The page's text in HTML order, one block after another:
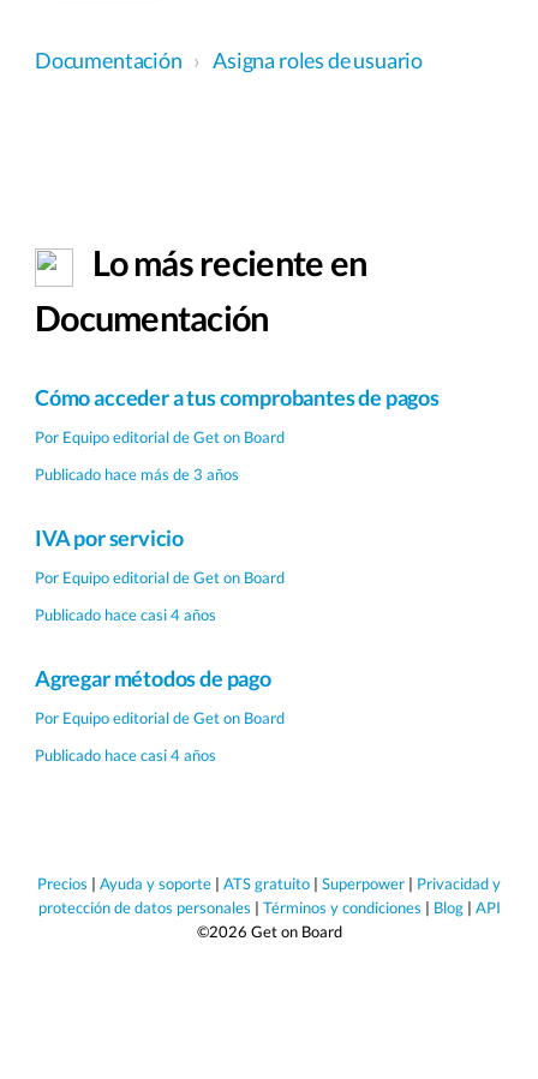
Documentación › Asigna roles de usuario
Lo más reciente en
Documentación
Cómo acceder a tus comprobantes de pagos
Por Equipo editorial de Get on Board
Publicado hace más de 3 años
IVA por servicio
Por Equipo editorial de Get on Board
Publicado hace casi 4 años
Agregar métodos de pago
Por Equipo editorial de Get on Board
Publicado hace casi 4 años
Precios | Ayuda y soporte | ATS gratuito | Superpower | Privacidad y
protección de datos personales | Términos y condiciones | Blog| API
©2026 Get on Board